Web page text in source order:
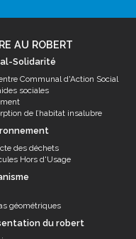
AU ROBERT
Solidarité
Communal d'Action Social
sociales
de l’habitat insalubre
des déchets
Hors d'Usage
géométriques
du robert